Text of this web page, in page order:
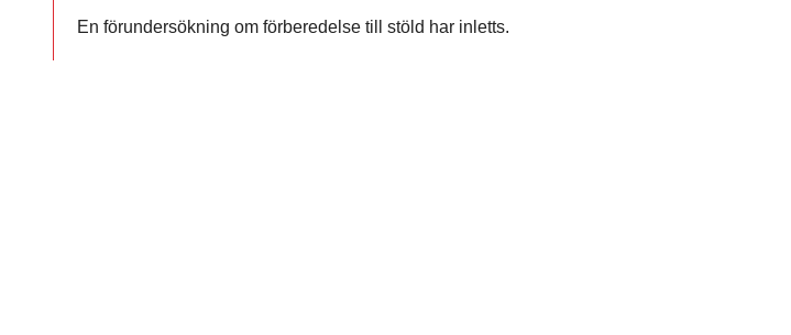
En förundersökning om förberedelse till stöld har inletts.